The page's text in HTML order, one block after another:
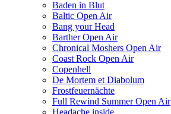
Baden in Blut
Baltic Open Air
Bang your Head
Barther Open Air
Chronical Moshers Open Air
Coast Rock Open Air
Copenhell
De Mortem et Diabolum
Frostfeuernächte
Full Rewind Summer Open Air
Headache inside